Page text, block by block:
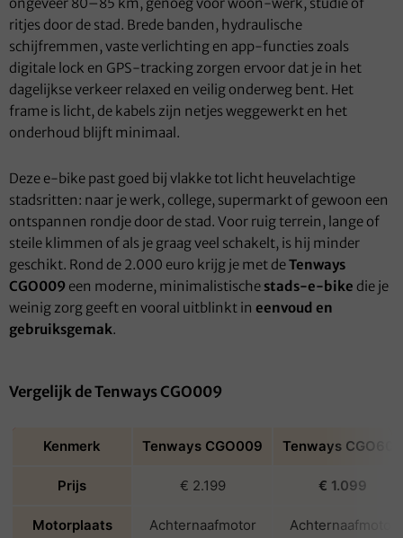
ritjes door de stad. Brede banden, hydraulische
schijfremmen, vaste verlichting en app-functies zoals
digitale lock en GPS-tracking zorgen ervoor dat je in het
dagelijkse verkeer relaxed en veilig onderweg bent. Het
frame is licht, de kabels zijn netjes weggewerkt en het
onderhoud blijft minimaal.
Deze e-bike past goed bij vlakke tot licht heuvelachtige
stadsritten: naar je werk, college, supermarkt of gewoon een
ontspannen rondje door de stad. Voor ruig terrein, lange of
steile klimmen of als je graag veel schakelt, is hij minder
geschikt. Rond de 2.000 euro krijg je met deTenways
CGO009 een moderne, minimalistische stads-e-bike die je
weinig zorg geeft en vooral uitblinkt in eenvoud en
gebruiksgemak.
Vergelijk de Tenways CGO009
Kenmerk Tenways CGO009 Tenways CGO600
Prijs € 2.199 € 1.099
Motorplaats Achternaafmotor Achternaafmotor